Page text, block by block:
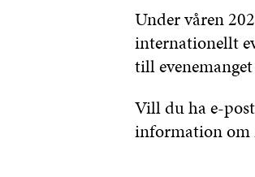
Under våren
internationellt
till
Vill du ha e-
information om